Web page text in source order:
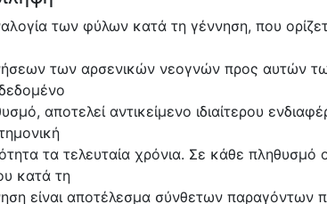
των φύλων κατά τη γέννηση, που
των αρσενικών νεογνών προς αυτών
αποτελεί αντικείμενο ιδιαίτερου
τα τελευταία χρόνια. Σε κάθε πληθυσμό
κατά τη
είναι αποτέλεσμα σύνθετων παραγόντων